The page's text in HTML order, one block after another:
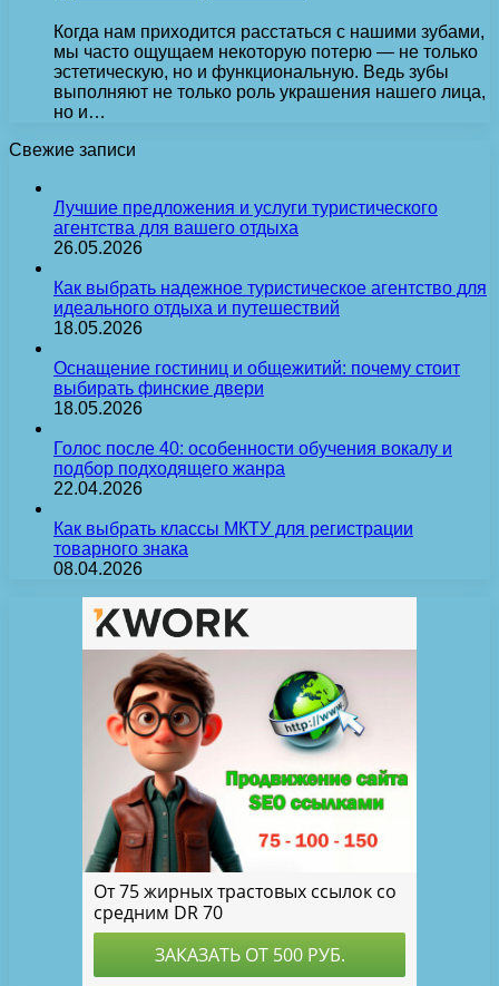
Когда нам приходится расстаться с нашими зубами,
мы часто ощущаем некоторую потерю — не только
эстетическую, но и функциональную. Ведь зубы
выполняют не только роль украшения нашего лица,
но и…
Свежие записи
Лучшие предложения и услуги туристического
агентства для вашего отдыха
26.05.2026
Как выбрать надежное туристическое агентство для
идеального отдыха и путешествий
18.05.2026
Оснащение гостиниц и общежитий: почему стоит
выбирать финские двери
18.05.2026
Голос после 40: особенности обучения вокалу и
подбор подходящего жанра
22.04.2026
Как выбрать классы МКТУ для регистрации
товарного знака
08.04.2026